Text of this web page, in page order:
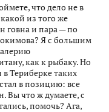
что дело не в
из того же
говна и пара — по
Я с большим
как к рыбаку. Но
Териберке таких
в позицию: все
Вы что ж думаете, с
помочь? Ага,